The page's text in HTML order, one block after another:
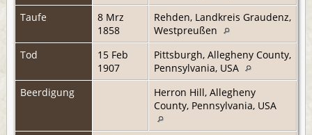
Taufe
8 Mrz
1858
Rehden, Landkreis Graudenz,
Westpreußen
Tod
15 Feb
1907
Pittsburgh, Allegheny County,
Pennsylvania, USA
Beerdigung
Herron Hill, Allegheny
County, Pennsylvania, USA